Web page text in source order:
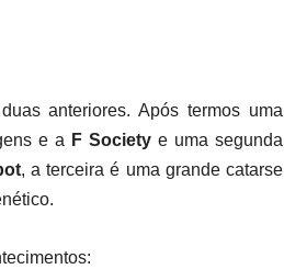
anteriores. Após termos uma
e a F Societye uma segunda
, a terceira é uma grande catarse